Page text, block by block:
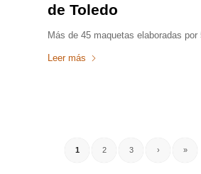
de Toledo
Más de 45 maquetas elaboradas
Leer más
1 2 3 › »